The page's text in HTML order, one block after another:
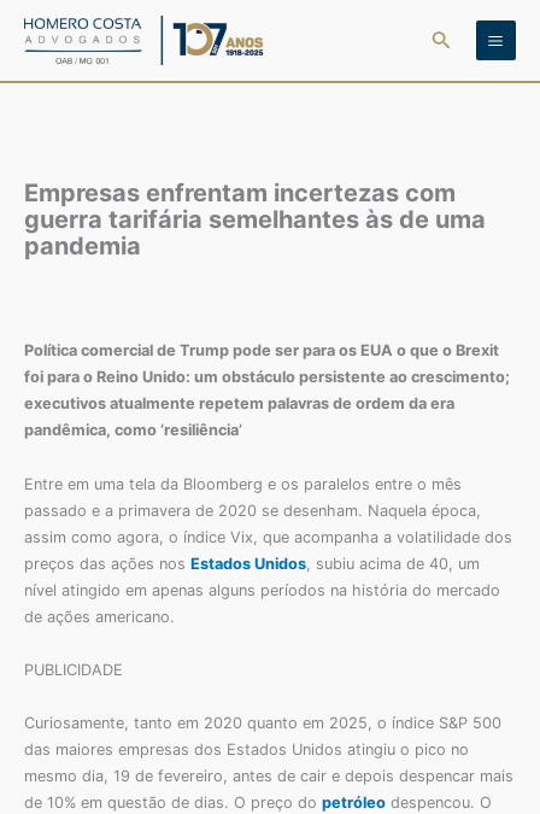
para
Pesquisar
Empresas enfrentam incertezas com
guerra tarifária semelhantes às de uma
pandemia
Política comercial de Trump pode ser para os EUA o que o Brexit
foi para o Reino Unido: um obstáculo persistente ao crescimento;
executivos atualmente repetem palavras de ordem da era
pandêmica, como ‘resiliência’
Entre em uma tela da Bloomberg e os paralelos entre o mês
passado e a primavera de 2020 se desenham. Naquela época,
assim como agora, o índice Vix, que acompanha a volatilidade dos
preços das ações nos Estados Unidos , subiu acima de 40, um
nível atingido em apenas alguns períodos na história do mercado
de ações americano.
PUBLICIDADE
Curiosamente, tanto em 2020 quanto em 2025, o índice S&P 500
das maiores empresas dos Estados Unidos atingiu o pico no
mesmo dia, 19 de fevereiro, antes de cair e depois despencar mais
de 10% em questão de dias. O preço do petróleo despencou. O